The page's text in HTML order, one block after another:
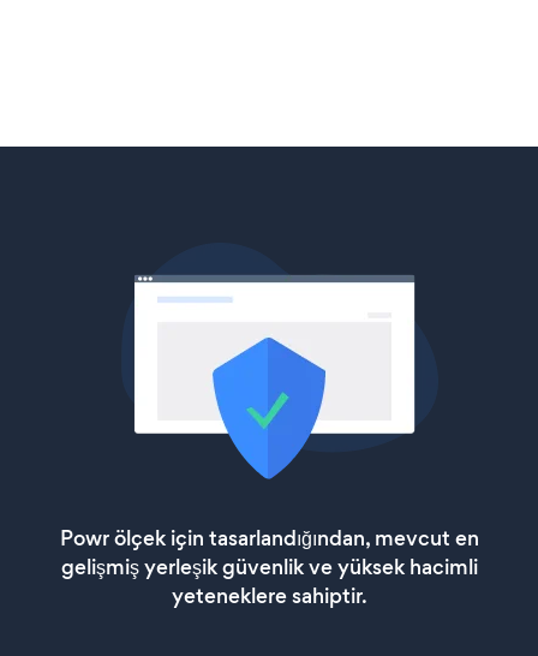
Powr ölçek için tasarlandığından, mevcut en
gelişmiş yerleşik güvenlik ve yüksek hacimli
yeteneklere sahiptir.